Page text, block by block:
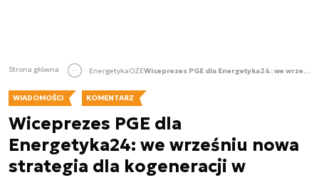
Strona główna EnergetykaOZE Wiceprezes PGE dla Energetyka24: we wrześniu nowa strategia dla kogeneracji w ramach Grupy
WIADOMOŚCI KOMENTARZ
Wiceprezes PGE dla
Energetyka24: we wrześniu nowa
strategia dla kogeneracji w